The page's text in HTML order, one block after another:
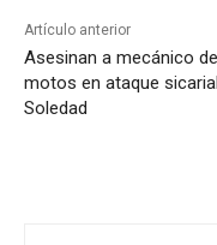
Artículo anterior
Asesinan a mecánico de
motos en ataque
Soledad